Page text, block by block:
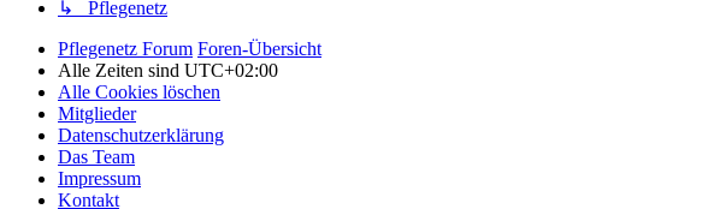
↳ Pflegenetz
Pflegenetz Forum Foren-Übersicht
Alle Zeiten sind UTC+02:00
Alle Cookies löschen
Mitglieder
Datenschutzerklärung
Das Team
Impressum
Kontakt